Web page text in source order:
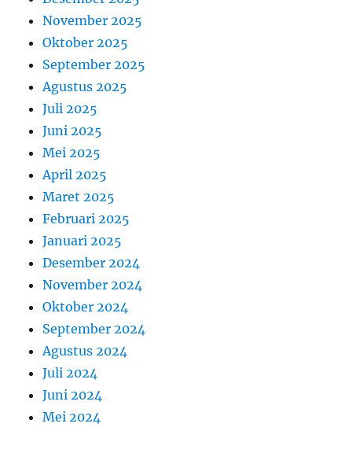
November 2025
Oktober 2025
September 2025
Agustus 2025
Juli 2025
Juni 2025
Mei 2025
April 2025
Maret 2025
Februari 2025
Januari 2025
Desember 2024
November 2024
Oktober 2024
September 2024
Agustus 2024
Juli 2024
Juni 2024
Mei 2024